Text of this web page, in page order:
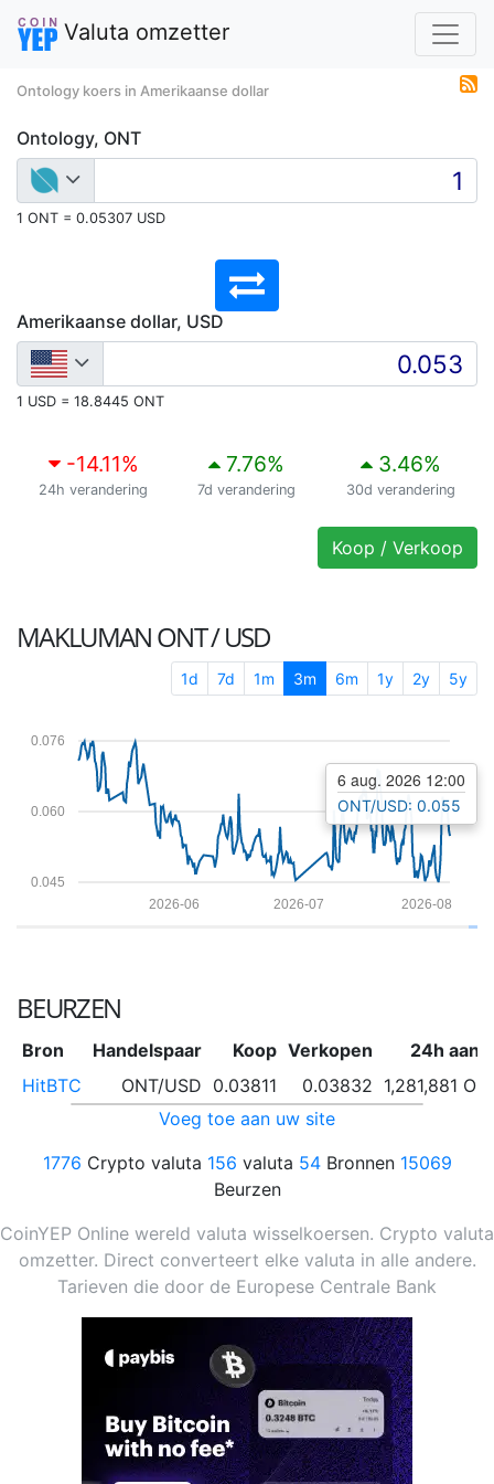
Valuta omzetter
Ontology koers in Amerikaanse dollar
Ontology, ONT
1 ONT = 0.05307 USD
Amerikaanse dollar, USD
1 USD = 18.8445 ONT
-14.11%
24h verandering
7.76%
7d verandering
3.46%
30d verandering
Koop / Verkoop
MAKLUMANONT / USD
1d 7d 1m 3m 6m 1y 2y 5y
0.045
0.060
0.076
2026-08
2026-07
2026-06
6 aug. 2026 12:00
ONT/USD: 0.055
BEURZEN
Bron Handelspaar Koop Verkopen
24h
HitBTC
ONT/USD 0.03811 0.03832 1,281,881
Voeg toe aan uw site
1776 Crypto valuta 156 valuta 54Bronnen 15069
Beurzen
CoinYEP Online wereld valuta wisselkoersen. Crypto valuta
omzetter. Direct converteert elke valuta in alle andere.
Tarieven die door de Europese Centrale Bank